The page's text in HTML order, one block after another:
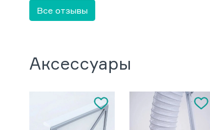
Все отзывы
Аксессуары